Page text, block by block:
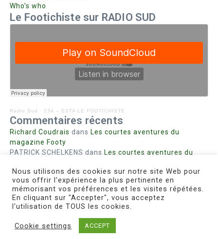
Who’s who
Le Footichiste sur RADIO SUD
Radio Sud · 234 – ESTA LE FOOTICHISTE
Commentaires récents
Richard Coudrais dans Les courtes aventures du
magazine Footy
PATRICK SCHELKENS dans Les courtes aventures du
Bohn fabiennedans Intrigues sanglantes à Mulhouse
Steph. RUTA dansLust for Nice
MIRMANDdansPieds agiles et champignons
Copyright © 2026 Le Footichiste | Réalisé par
Nous utilisons des cookies sur notre site Web pour
vous offrir l'expérience la plus pertinente en
mémorisant vos préférences et les visites répétées.
En cliquant sur "Accepter", vous acceptez
l'utilisation de TOUS les cookies.
Cookie settings ACCEPT